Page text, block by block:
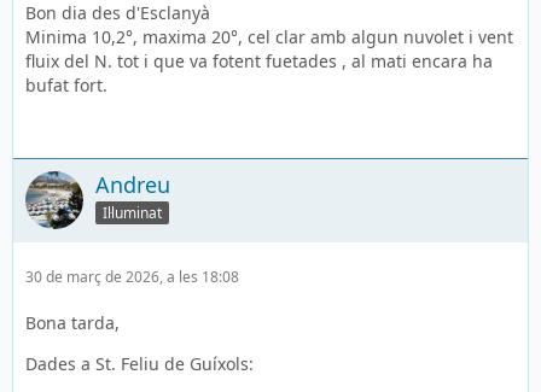
Bon dia des d'Esclanyà
Minima 10,2°, maxima 20°, cel clar amb algun nuvolet i vent
fluix del N. tot i que va fotent fuetades , al mati encara ha
bufat fort.
Andreu
Il·luminat
30 de març de 2026, a les 18:08
Bona tarda,
Dades a St. Feliu de Guíxols: